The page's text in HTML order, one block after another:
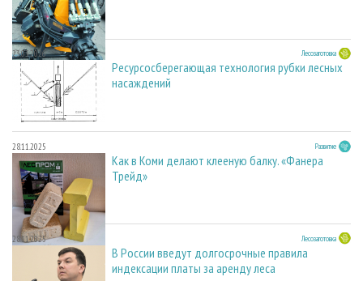
23.03.2026 Лесозаготовка
Ресурсосберегающая технология рубки лесных
насаждений
28.11.2025 Развитие
Как в Коми делают клееную балку. «Фанера
Трейд»
28.11.2025 Лесозаготовка
В России введут долгосрочные правила
индексации платы за аренду леса